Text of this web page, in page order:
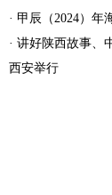
· 甲辰（2024）年
· 讲好陕西故事、
西安举行